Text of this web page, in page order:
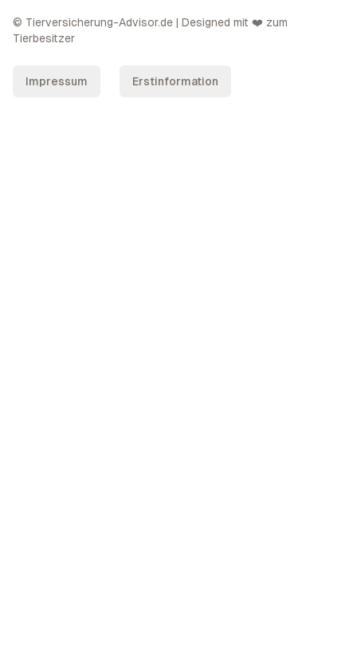
© Tierversicherung-Advisor.de | Designed mit ❤️ zum
Tierbesitzer
Impressum Erstinformation